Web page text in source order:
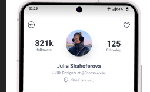
Переходи в ИнстаПай
скачивай
Stories Reels
или Telegram-
Быстро, просто и удобно.